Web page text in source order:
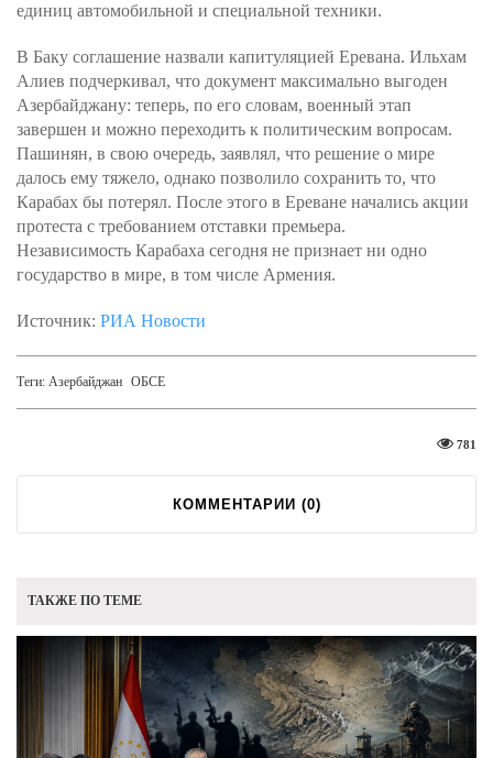
единиц автомобильной и специальной техники.
В Баку соглашение назвали капитуляцией Еревана. Ильхам
Алиев подчеркивал, что документ максимально выгоден
Азербайджану: теперь, по его словам, военный этап
завершен и можно переходить к политическим вопросам.
Пашинян, в свою очередь, заявлял, что решение о мире
далось ему тяжело, однако позволило сохранить то, что
Карабах бы потерял. После этого в Ереване начались акции
протеста с требованием отставки премьера.
Независимость Карабаха сегодня не признает ни одно
государство в мире, в том числе Армения.
Источник: РИА Новости
Теги: Азербайджан ОБСЕ
781
КОММЕНТАРИИ (0)
ТАКЖЕ ПО ТЕМЕ